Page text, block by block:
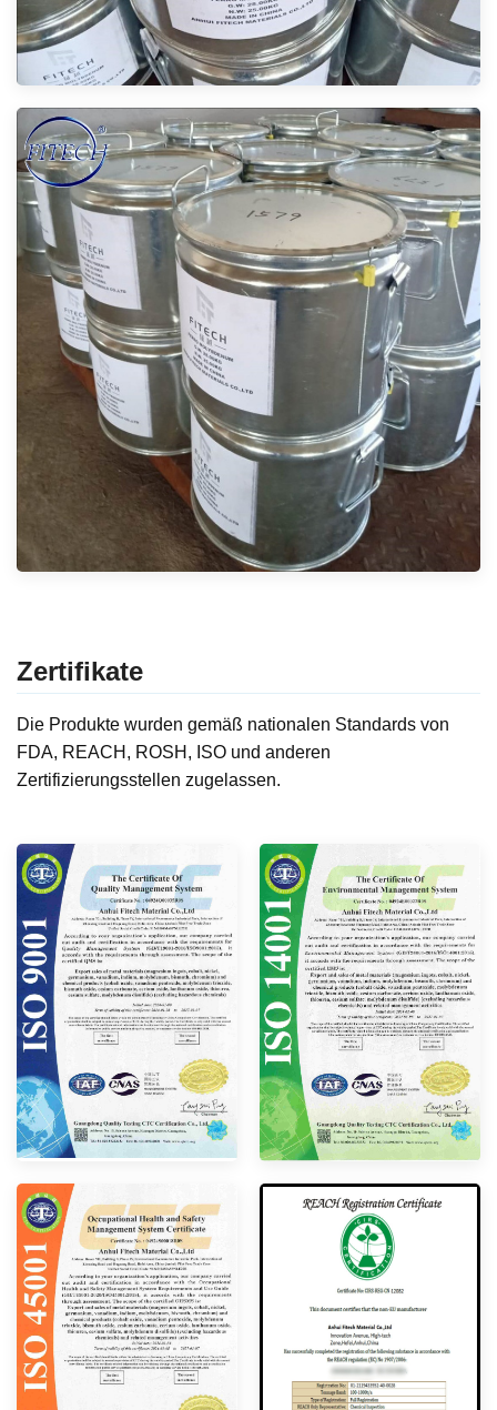
Zertifikate
Die Produkte wurden gemäß nationalen Standards von
FDA, REACH, ROSH, ISO und anderen
Zertifizierungsstellen zugelassen.